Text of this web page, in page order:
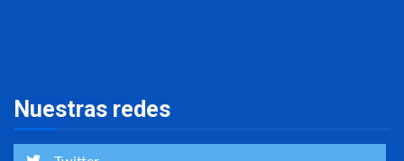
Nuestras redes